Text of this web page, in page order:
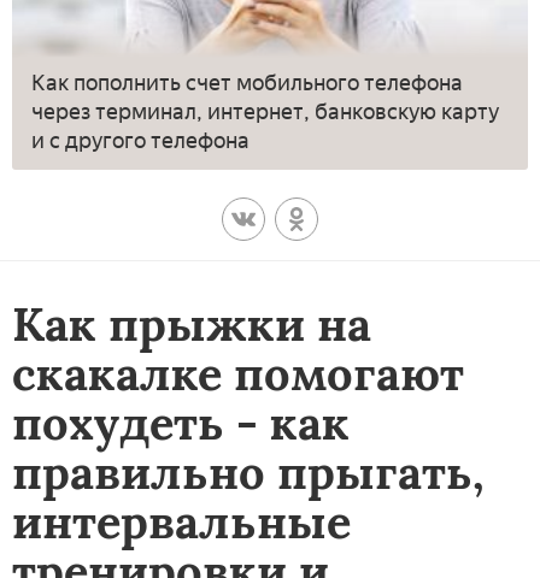
Как пополнить счет мобильного телефона
через терминал, интернет, банковскую карту
и с другого телефона
Как прыжки на
скакалке помогают
похудеть - как
правильно прыгать,
интервальные